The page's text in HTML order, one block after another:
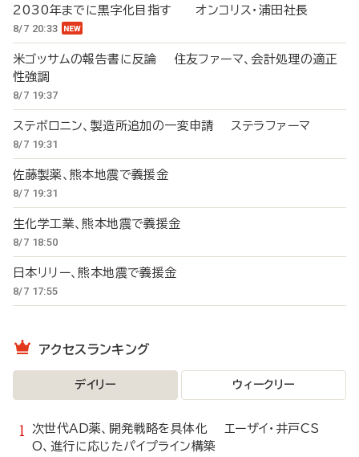
2030年までに黒字化目指す オンコリス・浦田社長
8/7 20:33
米ゴッサムの報告書に反論 住友ファーマ、会計処理の適正
性強調
8/7 19:37
ステボロニン、製造所追加の一変申請 ステラファーマ
8/7 19:31
佐藤製薬、熊本地震で義援金
8/7 19:31
生化学工業、熊本地震で義援金
8/7 18:50
日本リリー、熊本地震で義援金
8/7 17:55
アクセスランキング
デイリー ウィークリー
次世代AD薬、開発戦略を具体化 エーザイ・井戸CS
O、進行に応じたパイプライン構築